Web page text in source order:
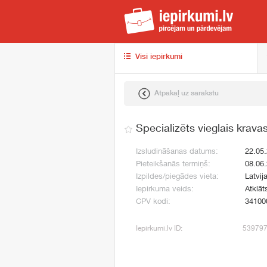
Visi iepirkumi
Atpakaļ uz sarakstu
Specializēts vieglais
Izsludināšanas datums:
Pieteikšanās termiņš:
Izpildes/piegādes vieta:
Iepirkuma veids:
CPV kodi:
Iepirkumi.lv ID: